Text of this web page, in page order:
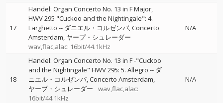
17
Handel: Organ Concerto No. 13 in F Major,
HWV 295 "Cuckoo and the Nightingale": 4.
Larghetto -- ダニエル・コルゼンパ Concerto
Amsterdam ヤープ・シュレーダー
wav,flac,alac: 16bit/44.1kHz
N/A
18
Handel: Organ Concerto No. 13 in F -"Cuckoo
and the Nightingale" HWV 295: 5. Allegro -- ダ
ニエル・コルゼンパ Concerto Amsterdam
ヤープ・シュレーダー
wav,flac,alac:
16bit/44.1kHz
N/A